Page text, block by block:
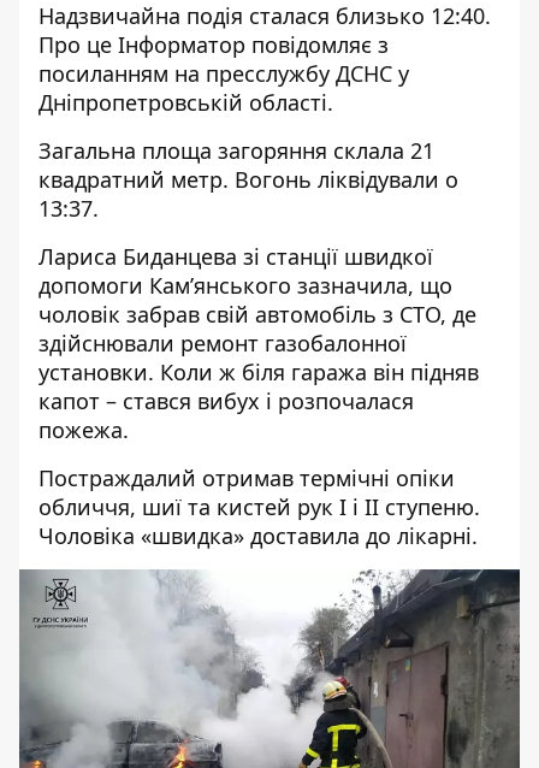
Надзвичайна подія сталася близько 12:40.
Про це Інформатор повідомляє з
посиланням на пресслужбу ДСНС у
Дніпропетровській області.
Загальна площа загоряння склала 21
квадратний метр. Вогонь ліквідували о
13:37.
Лариса Биданцева зі станції швидкої
допомоги Кам’янського зазначила, що
чоловік забрав свій автомобіль з СТО, де
здійснювали ремонт газобалонної
установки. Коли ж біля гаража він підняв
капот – стався вибух і розпочалася
пожежа.
Постраждалий отримав термічні опіки
обличчя, шиї та кистей рук І і ІІ ступеню.
Чоловіка «швидка» доставила до лікарні.